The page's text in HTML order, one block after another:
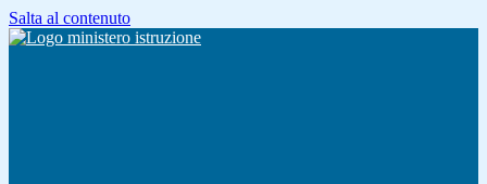
Salta al contenuto